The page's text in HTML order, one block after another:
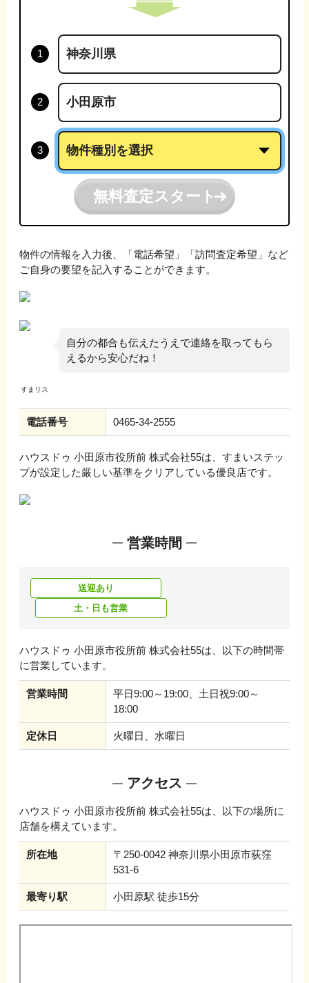
無料査定スタート
物件の情報を入力後、「電話希望」「訪問査定希望」など
ご自身の要望を記入することができます。
自分の都合も伝えたうえで連絡を取ってもら
えるから安心だね！
電話番号 0465-34-2555
ハウスドゥ 小田原市役所前 株式会社55は、すまいステッ
プが設定した厳しい基準をクリアしている優良店です。
営業時間
送迎あり
土・日も営業
ハウスドゥ 小田原市役所前 株式会社55は、以下の時間帯
に営業しています。
営業時間
平日9:00～19:00、土日祝9:00～
18:00
定休日 火曜日、水曜日
アクセス
ハウスドゥ 小田原市役所前 株式会社55は、以下の場所に
店舗を構えています。
所在地
〒250-0042 神奈川県小田原市荻窪
531-6
最寄り駅 小田原駅 徒歩15分